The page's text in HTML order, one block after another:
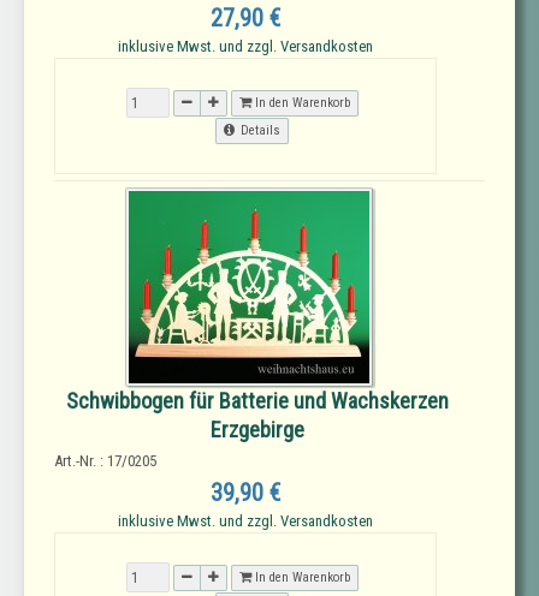
27,90 €
inklusive Mwst. und zzgl. Versandkosten
In den Warenkorb
Details
Schwibbogen für Batterie und Wachskerzen
Erzgebirge
Art.-Nr. : 17/0205
39,90 €
inklusive Mwst. und zzgl. Versandkosten
In den Warenkorb